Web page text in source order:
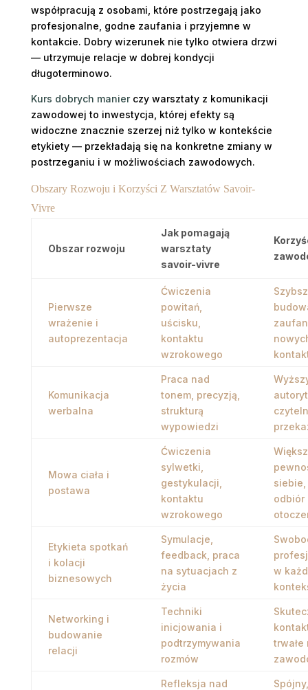
współpracują z osobami, które postrzegają jako
profesjonalne, godne zaufania i przyjemne w
kontakcie. Dobry wizerunek nie tylko otwiera drzwi
— utrzymuje relacje w dobrej kondycji
długoterminowo.
Kurs dobrych manierczy warsztaty z komunikacji
zawodowej to inwestycja, której efekty są
widoczne znacznie szerzej niż tylko w kontekście
etykiety — przekładają się na konkretne zmiany w
postrzeganiu i w możliwościach zawodowych.
Obszary Rozwoju i Korzyści Z Warsztatów Savoir-
Vivre
Obszar rozwoju
Jak pomagają
warsztaty
savoir-vivre
Pierwsze
wrażenie i
autoprezentacja
Ćwiczenia
powitań,
uścisku,
kontaktu
wzrokowego
Komunikacja
werbalna
Praca nad
tonem, precyzją,
strukturą
wypowiedzi
Mowa ciała i
postawa
Ćwiczenia
sylwetki,
gestykulacji,
kontaktu
wzrokowego
odbiór
Etykieta spotkań
i kolacji
biznesowych
Symulacje,
feedback, praca
na sytuacjach z
życia
w
Networking i
budowanie
relacji
Techniki
inicjowania i
podtrzymywania
rozmów
trwałe
Refleksja nad
Spójny,